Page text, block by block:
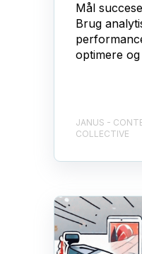
Mål
Brug
optimere
JANUS -
COLLECTIVE